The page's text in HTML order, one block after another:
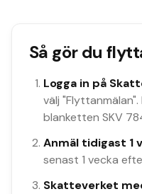
Så gör du
Logga in på
välj
blanketten SKV
Anmäl tidigast 1
senast 1 vecka
Skatteverket